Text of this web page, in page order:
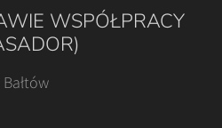
WSPÓŁPRACY